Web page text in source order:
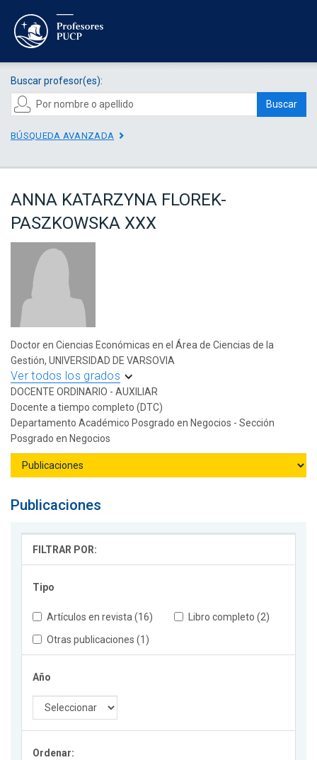
Buscar profesor(es):
Buscar
BÚSQUEDA AVANZADA
ANNA KATARZYNA FLOREK-
PASZKOWSKA XXX
Doctor en Ciencias Económicas en el Área de Ciencias de la
Gestión, UNIVERSIDAD DE VARSOVIA
Ver todos los grados
DOCENTE ORDINARIO - AUXILIAR
Docente a tiempo completo (DTC)
Departamento Académico Posgrado en Negocios - Sección
Posgrado en Negocios
Publicaciones
FILTRAR POR:
Tipo
Artículos en revista (16)
Libro completo (2)
Otras publicaciones (1)
Año
Ordenar: